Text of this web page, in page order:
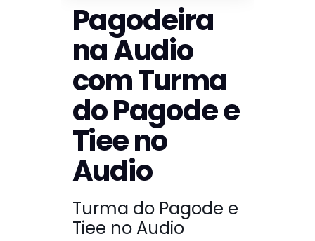
Pagodeira
na Audio
com Turma
do Pagode e
Tiee no
Audio
Turma do Pagode e
Tiee no Audio